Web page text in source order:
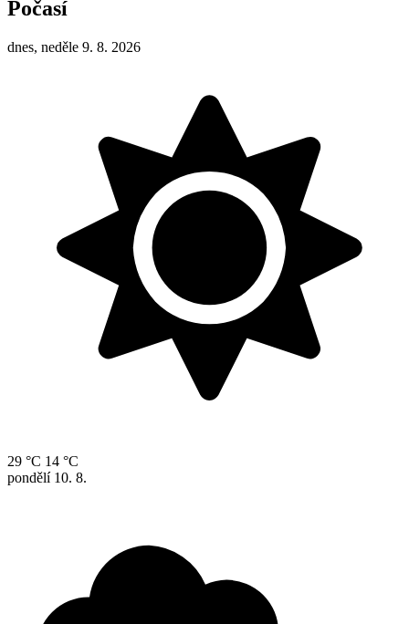
Počasí
dnes, neděle 9. 8. 2026
29 °C 14 °C
pondělí 10. 8.